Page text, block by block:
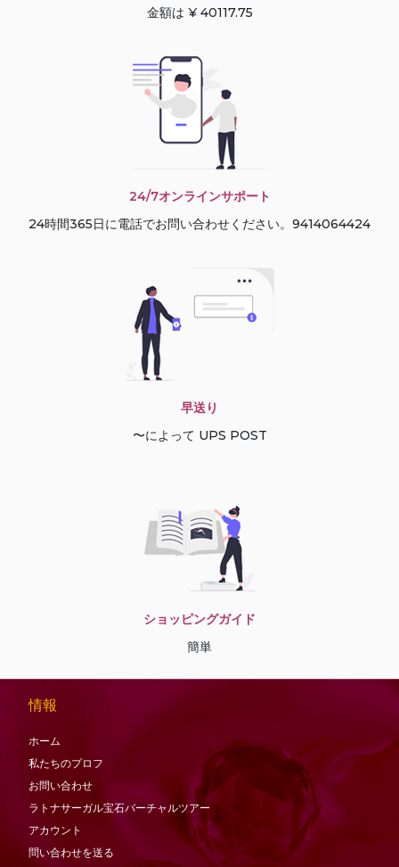
金額は ¥ 40117.75
24/7オンラインサポート
24時間365日に電話でお問い合わせください。9414064424
早送り
〜によって UPS POST
ショッピングガイド
簡単
情報
ホーム
私たちのプロフ
お問い合わせ
ラトナサーガル宝石バーチャ​​ルツアー
アカウント
問い合わせを送る